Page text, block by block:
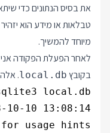
את בסיס הנתונים כדי
טבלאות או מידע הוא
מיוחד להמשיך.
לאחר הפעלת הפקודה אני
בקובץ local.db
.